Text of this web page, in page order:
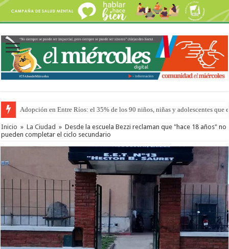
Adopción en Entre Ríos: el 35% de los 90 niños, niñas y adolescentes que
Inicio » La Ciudad » Desde la escuela Bezzi reclaman que "hace 18 años" no
pueden completar el ciclo secundario